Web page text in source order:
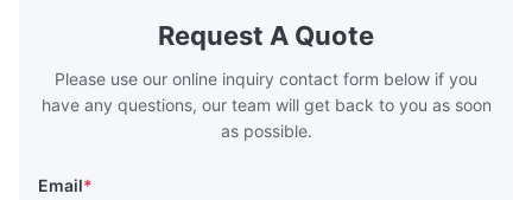
boilers is generally in the temperature
range of 200°C – 250°C, so there
Request A Quote
Please use our online inquiry contact form below if you
have any questions, our team will get back to you as soon
as possible.
Email*